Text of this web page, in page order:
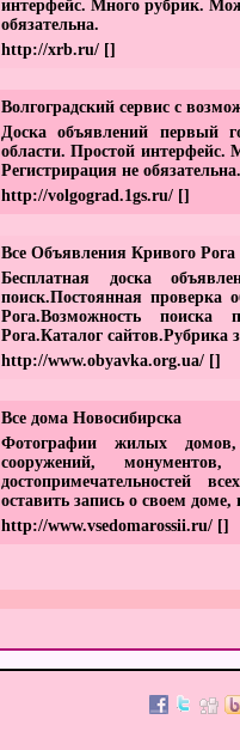
интерфейс. Много рубрик.
обязательна.
http://xrb.ru/ []
Волгоградский сервис с
Доска объявлений первый
области. Простой
Регистрирация не обязательна.
http://volgograd.1gs.ru/ []
Все Объявления Кривого Рога
Бесплатная доска
поиск.Постоянная проверка
Рога.Возможность
Рога.Каталог сайтов.Рубрика
http://www.obyavka.org.ua/ []
Все дома Новосибирска
Фотографии жилых
сооружений,
достопримечательностей
оставить запись о своем
http://www.vsedomarossii.ru/ []